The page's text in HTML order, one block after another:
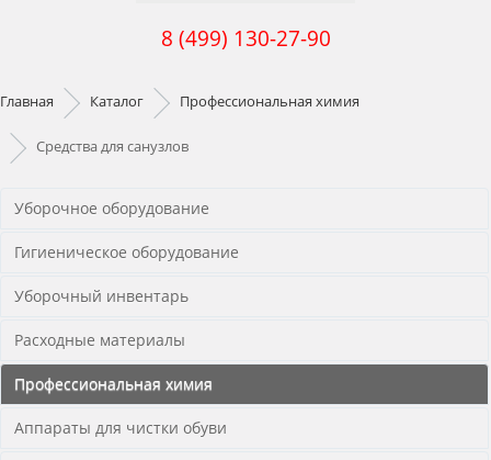
8 (499) 130-27-90
Главная Каталог Профессиональная химия
Средства для санузлов
Уборочное оборудование
Гигиеническое оборудование
Уборочный инвентарь
Расходные материалы
Профессиональная химия
Аппараты для чистки обуви